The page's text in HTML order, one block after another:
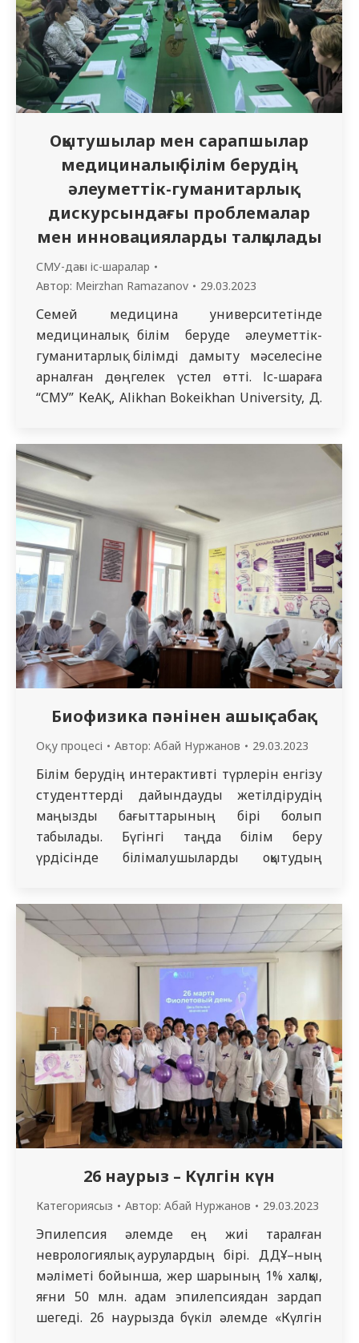
Оқытушылар мен сарапшылар
медициналық білім берудің
әлеуметтік-гуманитарлық
дискурсындағы проблемалар
мен инновацияларды талқылады
СМУ-дағы іс-шаралар
Автор: Meirzhan Ramazanov 29.03.2023
Семей медицина университетінде
медициналық білім беруде әлеуметтік-
гуманитарлық білімді дамыту мәселесіне
арналған дөңгелек үстел өтті. Іс-шараға
“СМУ” КеАҚ, Alikhan Bokeikhan University, Д.
медициналық колледжінің өкілдері
жиналды. Дөңгелек үстелде кәсіптік білім
беру жүйесіндегі әлеуметтік-гуманитарлық
цикл пәндерінің мәртебесіне байланысты
маңызды мәселелер талқыланды.
Қатысушылар сондай-ақ гуманитарлық цикл
пәндерін ЖОО-ның кәсіби ерекшелігіне…
Биофизика пәнінен ашық сабақ
Оқу процесі Автор: Абай Нуржанов 29.03.2023
Білім берудің интерактивті түрлерін енгізу
студенттерді дайындауды жетілдірудің
маңызды бағыттарының бірі болып
табылады. Бүгінгі таңда білім беру
үрдісінде білімалушыларды оқытудың
белсенді оқытуды ұйымдастыру
мүмкіндіктері ерекше маңызға ие. Соған
орай 27.03.2023. «Аурулардың биологиялық
негіздері» коммити бойынша ҚР еңбек
сіңірген ғылым қайраткері Т.А.Назарова
атындағы физиологиялық пәндер
кафедрасының аға оқытушысы К.Т.
Кусаинова биофизика пәнінен…
26 наурыз – Күлгін күн
Категориясыз Автор: Абай Нуржанов 29.03.2023
Эпилепсия әлемде ең жиі таралған
неврологиялық аурулардың бірі. ДДҰ–ның
мәліметі бойынша, жер шарының 1% халқы,
яғни 50 млн. адам эпилепсиядан зардап
шегеді. 26 наурызда бүкіл әлемде «Күлгін